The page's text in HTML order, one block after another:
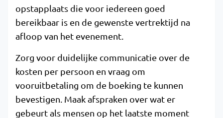
opstapplaats die voor iedereen goed
bereikbaar is en de gewenste vertrektijd na
afloop van het evenement.
Zorg voor duidelijke communicatie over de
kosten per persoon en vraag om
vooruitbetaling om de boeking te kunnen
bevestigen. Maak afspraken over wat er
gebeurt als mensen op het laatste moment